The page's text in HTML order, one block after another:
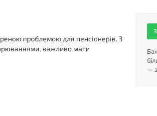
—
проблемою для пенсіонерів. З
важливо мати